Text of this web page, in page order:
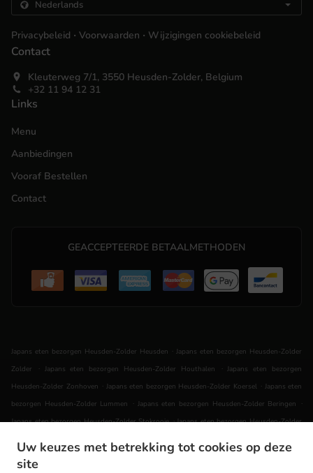
Uw keuzes met betrekking tot cookies op deze
site
Privacybeleid . Voorwaarden . Wijzigingen cookiebeleid
Contact
Kleuterweg 7/1, 3550 Heusden-Zolder, Belgium
+32 11 94 12 31
Links
Menu
Aanbiedingen
Vooraf Bestellen
Contact
GEACCEPTEERDE BETAALMETHODEN
Japans eten bezorgen Heusden-Zolder Heusden . Japans eten bezorgen Heusden-Zolder
Zolder
. Japans eten bezorgen Heusden-Zolder Houthalen . Japans eten bezorgen
Heusden-Zolder Zonhoven . Japans eten bezorgen Heusden-Zolder Koersel . Japans eten
bezorgen Heusden-Zolder Lummen
. Japans eten bezorgen Heusden-Zolder Beringen
.
Japans eten bezorgen Heusden-Zolder Stokrooie . Japans eten bezorgen Heusden-Zolder
. Japans eten bezorgen Beringen Hechtel .